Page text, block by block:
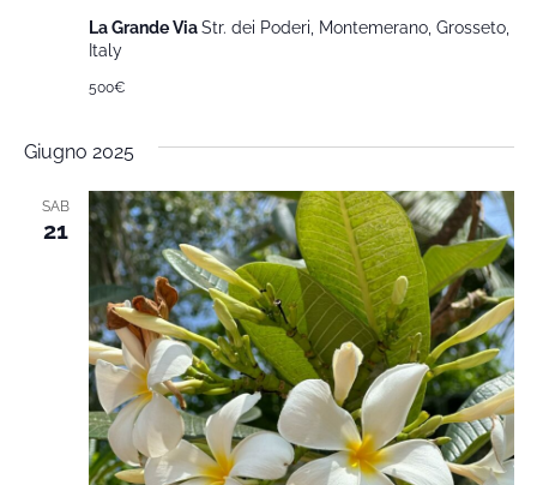
La Grande ViaStr. dei Poderi, Montemerano, Grosseto,
Italy
500€
Giugno 2025
SAB
21